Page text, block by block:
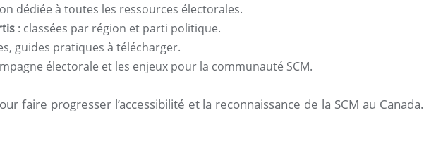
dédiée à toutes les ressources électorales.
: classées par région et parti politique.
guides pratiques à télécharger.
électorale et les enjeux pour la communauté SCM.
faire progresser l’accessibilité et la reconnaissance de la SCM au Canada.